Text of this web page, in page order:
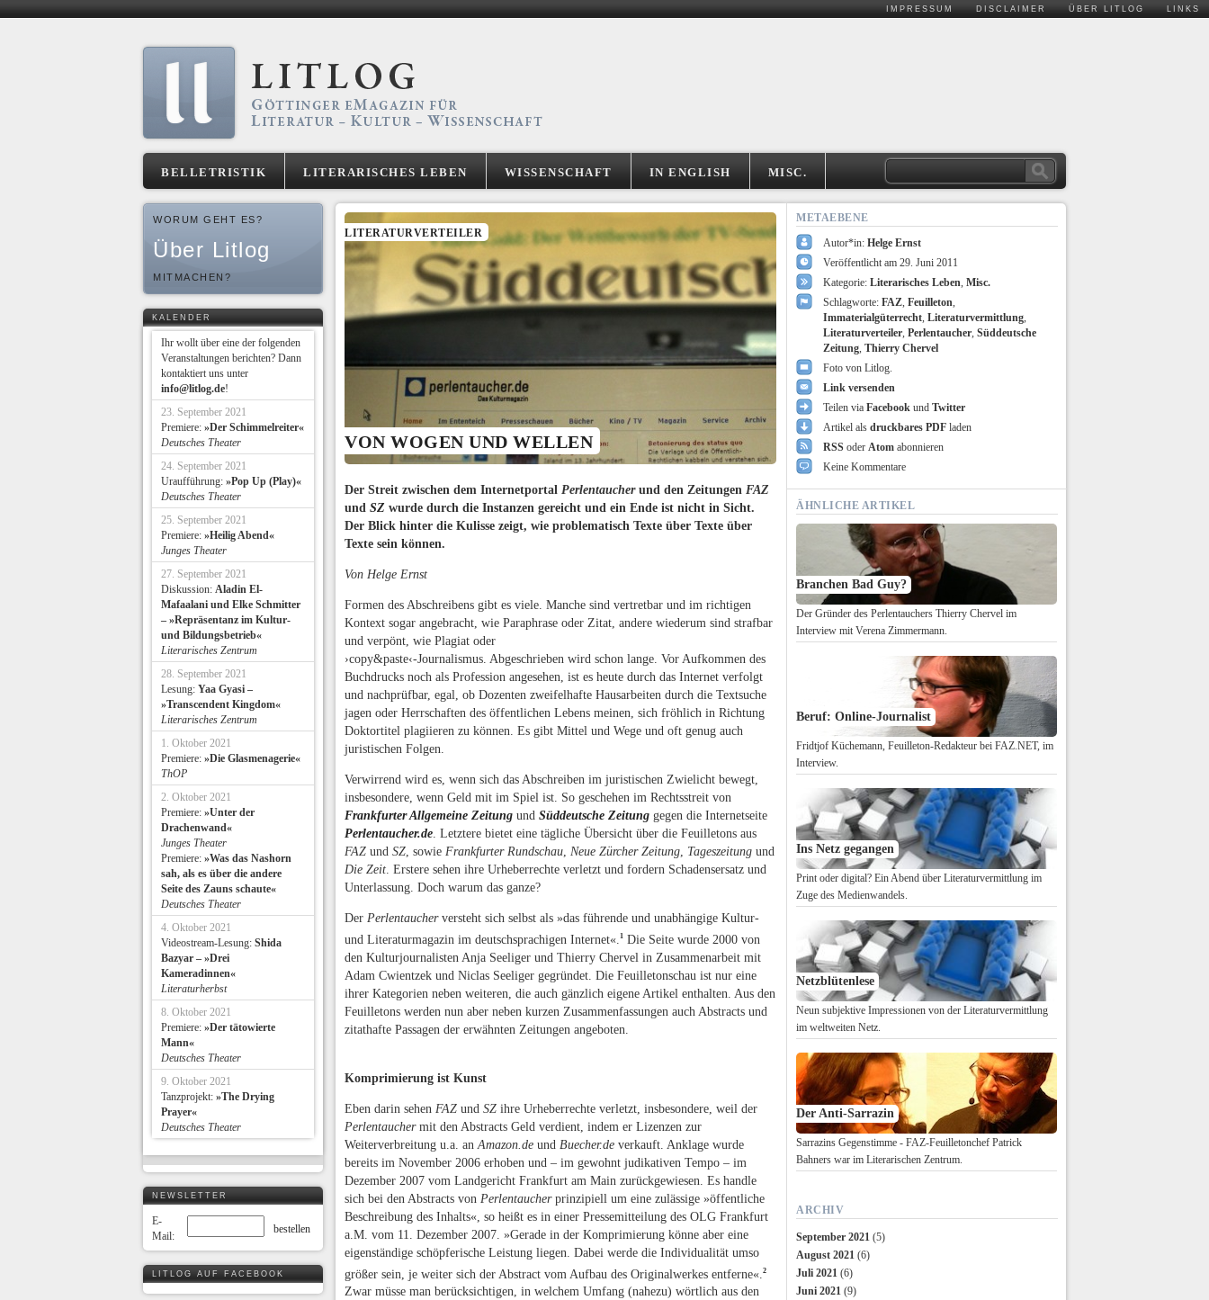
IMPRESSUM DISCLAIMER ÜBER LITLOG LINKS
BELLETRISTIK LITERARISCHES LEBEN WISSENSCHAFT IN ENGLISH MISC.
LITERATURVERTEILER
VON WOGEN UND WELLEN
Der Streit zwischen dem Internetportal Perlentaucherund den Zeitungen FAZ
und SZ wurde durch die Instanzen gereicht und ein Ende ist nicht in Sicht.
Der Blick hinter die Kulisse zeigt, wie problematisch Texte über Texte über
Texte sein können.
Von Helge Ernst
Formen des Abschreibens gibt es viele. Manche sind vertretbar und im richtigen
Kontext sogar angebracht, wie Paraphrase oder Zitat, andere wiederum sind strafbar
und verpönt, wie Plagiat oder
›copy&paste‹-Journalismus. Abgeschrieben wird schon lange. Vor Aufkommen des
Buchdrucks noch als Profession angesehen, ist es heute durch das Internet verfolgt
und nachprüfbar, egal, ob Dozenten zweifelhafte Hausarbeiten durch die Textsuche
jagen oder Herrschaften des öffentlichen Lebens meinen, sich fröhlich in Richtung
Doktortitel plagiieren zu können. Es gibt Mittel und Wege und oft genug auch
juristischen Folgen.
Verwirrend wird es, wenn sich das Abschreiben im juristischen Zwielicht bewegt,
insbesondere, wenn Geld mit im Spiel ist. So geschehen im Rechtsstreit von
Frankfurter Allgemeine Zeitung und Süddeutsche Zeitung gegen die Internetseite
Perlentaucher.de. Letztere bietet eine tägliche Übersicht über die Feuilletons aus
FAZ und SZ, sowie Frankfurter Rundschau, Neue Zürcher Zeitung, Tageszeitung und
Die Zeit. Erstere sehen ihre Urheberrechte verletzt und fordern Schadensersatz und
Unterlassung. Doch warum das ganze?
Der Perlentaucherversteht sich selbst als »das führende und unabhängige Kultur-
und Literaturmagazin im deutschsprachigen Internet«. 1 Die Seite wurde 2000 von
den Kulturjournalisten Anja Seeliger und Thierry Chervel in Zusammenarbeit mit
Adam Cwientzek und Niclas Seeliger gegründet. Die Feuilletonschau ist nur eine
ihrer Kategorien neben weiteren, die auch gänzlich eigene Artikel enthalten. Aus den
Feuilletons werden nun aber neben kurzen Zusammenfassungen auch Abstracts und
zitathafte Passagen der erwähnten Zeitungen angeboten.
Komprimierung ist Kunst
Eben darin sehen FAZ und SZ ihre Urheberrechte verletzt, insbesondere, weil der
Perlentauchermit den Abstracts Geld verdient, indem er Lizenzen zur
Weiterverbreitung u.a. an Amazon.de und Buecher.de verkauft. Anklage wurde
bereits im November 2006 erhoben und – im gewohnt judikativen Tempo – im
Dezember 2007 vom Landgericht Frankfurt am Main zurückgewiesen. Es handle
sich bei den Abstracts von Perlentaucherprinzipiell um eine zulässige »öffentliche
Beschreibung des Inhalts«, so heißt es in einer Pressemitteilung des OLG Frankfurt
a.M. vom 11. Dezember 2007. »Gerade in der Komprimierung könne aber eine
eigenständige schöpferische Leistung liegen. Dabei werde die Individualität umso
größer sein, je weiter sich der Abstract vom Aufbau des Originalwerkes entferne«. 2
Zwar müsse man berücksichtigen, in welchem Umfang (nahezu) wörtlich aus den
METAEBENE
Autor*in: Helge Ernst
Veröffentlicht am 29. Juni 2011
Kategorie: Literarisches Leben, Misc.
Schlagworte: FAZ, Feuilleton,
Immaterialgüterrecht, Literaturvermittlung,
Literaturverteiler, Perlentaucher, Süddeutsche
Zeitung, Thierry Chervel
Foto von Litlog.
Link versenden
Teilen via Facebook und Twitter
Artikel als druckbares PDF laden
RSS oder Atom abonnieren
Keine Kommentare
ÄHNLICHE ARTIKEL
Branchen Bad Guy?
Der Gründer des Perlentauchers Thierry Chervel im
Interview mit Verena Zimmermann.
Beruf: Online-Journalist
Fridtjof Küchemann, Feuilleton-Redakteur bei FAZ.NET, im
Interview.
Ins Netz gegangen
Print oder digital? Ein Abend über Literaturvermittlung im
Zuge des Medienwandels.
Netzblütenlese
Neun subjektive Impressionen von der Literaturvermittlung
im weltweiten Netz.
Der Anti-Sarrazin
Sarrazins Gegenstimme - FAZ-Feuilletonchef Patrick
Bahners war im Literarischen Zentrum.
ARCHIV
September 2021 (5)
August 2021 (6)
Juli 2021 (6)
Juni 2021 (9)
WORUM GEHT ES?
Über Litlog
MITMACHEN?
KALENDER
Ihr wollt über eine der folgenden
Veranstaltungen berichten? Dann
kontaktiert uns unter
info@litlog.de!
23. September 2021
Premiere: »Der Schimmelreiter«
Deutsches Theater
24. September 2021
Uraufführung: »Pop Up (Play)«
Deutsches Theater
25. September 2021
Premiere: »Heilig Abend«
Junges Theater
27. September 2021
Diskussion: Aladin El-
Mafaalani und Elke Schmitter
– »Repräsentanz im Kultur-
und Bildungsbetrieb«
Literarisches Zentrum
28. September 2021
Lesung: Yaa Gyasi –
»Transcendent Kingdom«
Literarisches Zentrum
1. Oktober 2021
Premiere: »Die Glasmenagerie«
ThOP
2. Oktober 2021
Premiere: »Unter der
Drachenwand«
Junges Theater
Premiere: »Was das Nashorn
sah, als es über die andere
Seite des Zauns schaute«
Deutsches Theater
4. Oktober 2021
Videostream-Lesung: Shida
Bazyar – »Drei
Kameradinnen«
Literaturherbst
8. Oktober 2021
Premiere: »Der tätowierte
Mann«
Deutsches Theater
9. Oktober 2021
Tanzprojekt: »The Drying
Prayer«
Deutsches Theater
NEWSLETTER
E-
Mail:
LITLOG AUF FACEBOOK